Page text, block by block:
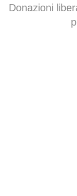
Donazioni